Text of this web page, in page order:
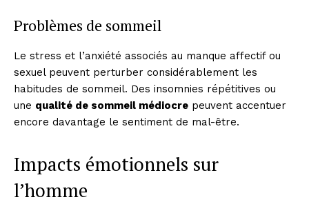
Problèmes de sommeil
Le stress et l’anxiété associés au manque affectif ou
sexuel peuvent perturber considérablement les
habitudes de sommeil. Des insomnies répétitives ou
une qualité de sommeil médiocre peuvent accentuer
encore davantage le sentiment de mal-être.
Impacts émotionnels sur
l’homme